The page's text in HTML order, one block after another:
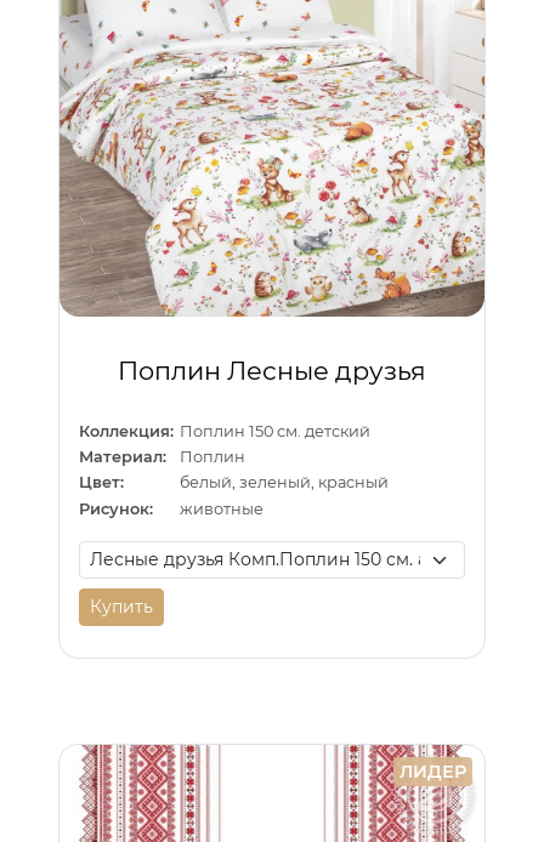
Поплин Лесные друзья
Коллекция: Поплин 150 см. детский
Материал:
Поплин
Цвет:
белый, зеленый, красный
Рисунок:
животные
Купить
ЛИДЕР